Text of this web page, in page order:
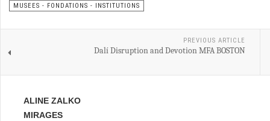
MUSEES - FONDATIONS - INSTITUTIONS
PREVIOUS ARTICLE
Dalí Disruption and Devotion MFA BOSTON
ALINE ZALKO
MIRAGES